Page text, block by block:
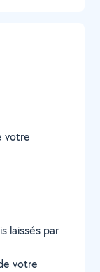
votre
laissés par
votre